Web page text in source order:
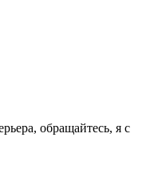
обращайтесь, я с